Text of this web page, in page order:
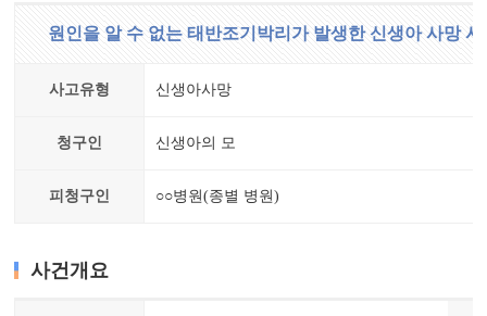
원인을 알 수 없는 태반조기박리가 발생한 신생아 사망 사
사고유형 신생아사망
청구인 신생아의 모
피청구인 ○○병원(종별 병원)
사건개요